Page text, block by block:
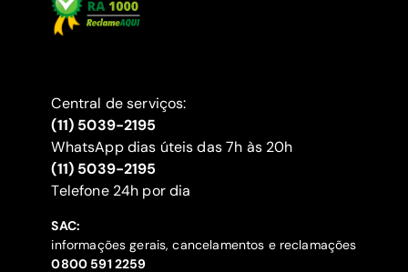
Central de serviços:
(11) 5039-2195
WhatsApp dias úteis das 7h às 20h
(11) 5039-2195
‍Telefone 24h por dia
SAC:
informações gerais, cancelamentos e reclamações
‍0800 591 2259